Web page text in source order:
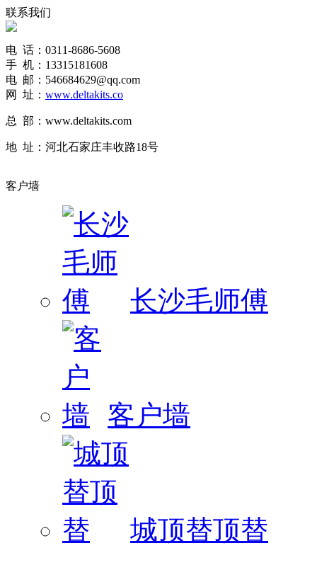
联系我们
电 话：0311-8686-5608
手 机：13315181608
电 邮：546684629@qq.com
网 址： www.deltakits.co
总 部：www.deltakits.com
地 址：河北石家庄丰收路18号
客户墙
长沙毛师傅
客户墙
城顶替顶替